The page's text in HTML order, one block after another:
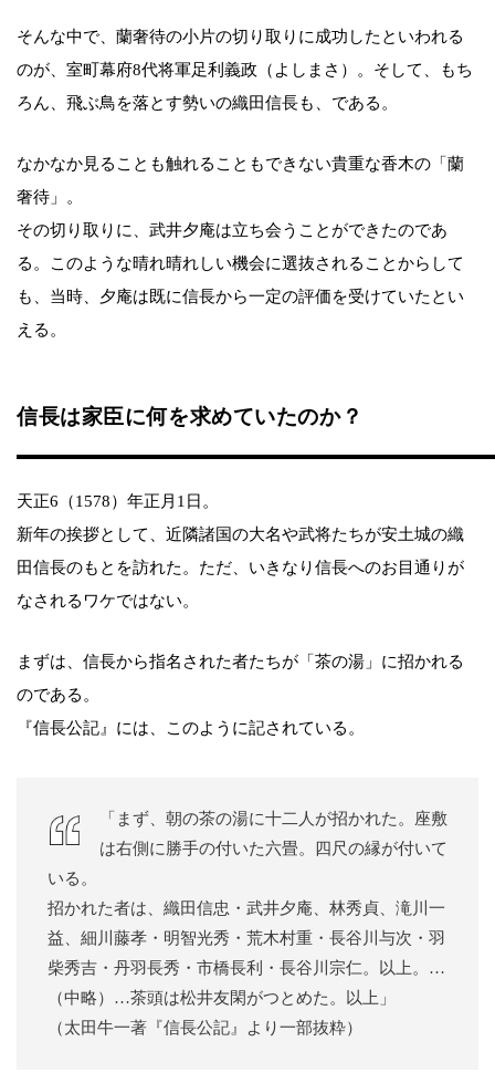
そんな中で、蘭奢待の小片の切り取りに成功したといわれる
のが、室町幕府8代将軍足利義政（よしまさ）。そして、もち
ろん、飛ぶ鳥を落とす勢いの織田信長も、である。
なかなか見ることも触れることもできない貴重な香木の「蘭
奢待」。
その切り取りに、武井夕庵は立ち会うことができたのであ
る。このような晴れ晴れしい機会に選抜されることからして
も、当時、夕庵は既に信長から一定の評価を受けていたとい
える。
信長は家臣に何を求めていたのか？
天正6（1578）年正月1日。
新年の挨拶として、近隣諸国の大名や武将たちが安土城の織
田信長のもとを訪れた。ただ、いきなり信長へのお目通りが
なされるワケではない。
まずは、信長から指名された者たちが「茶の湯」に招かれる
のである。
『信長公記』には、このように記されている。
「まず、朝の茶の湯に十二人が招かれた。座敷
は右側に勝手の付いた六畳。四尺の縁が付いて
いる。
招かれた者は、織田信忠・武井夕庵、林秀貞、滝川一
益、細川藤孝・明智光秀・荒木村重・長谷川与次・羽
柴秀吉・丹羽長秀・市橋長利・長谷川宗仁。以上。…
（中略）…茶頭は松井友閑がつとめた。以上」
（太田牛一著『信長公記』より一部抜粋）